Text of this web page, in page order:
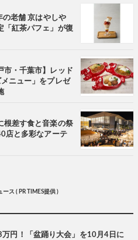
の老舗 京はやしや
「紅茶パフェ」が復
市・千葉市】レッド
ニュー」をプレゼ
根差す食と音楽の祭
店と多彩なアーテ
ース ( PR TIMES提供 )
円！「盆踊り大会」を10月4日に